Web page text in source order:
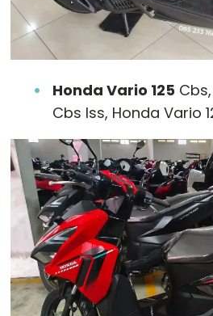
Honda Vario 125
Cbs Iss, Honda Vario